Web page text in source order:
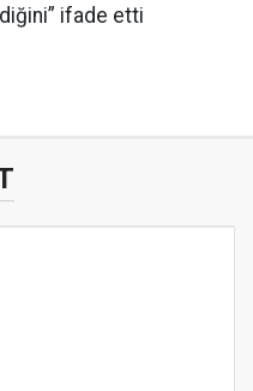
ifade etti